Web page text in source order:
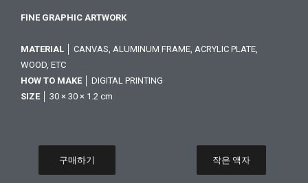
FINE GRAPHIC ARTWORK
MATERIAL │ CANVAS, ALUMINUM FRAME, ACRYLIC PLATE,
WOOD, ETC
HOW TO MAKE │ DIGITAL PRINTING
SIZE │ 30 × 30 × 1.2 cm
구매하기 작은 액자